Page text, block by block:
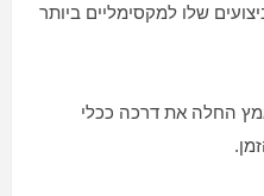
שלו למקסימליים ביותר
החלה את דרכה ככלי